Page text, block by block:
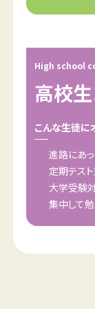
High school
高校
こんな生徒に
進路にあ
定期テス
大学受験
集中して